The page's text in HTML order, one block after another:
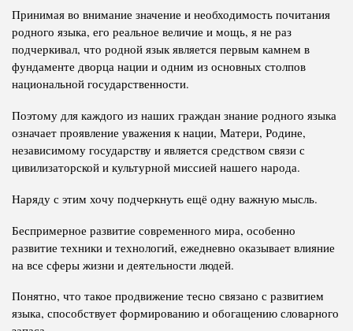
Принимая во внимание значение и необходимость почитания
родного языка, его реальное величие и мощь, я не раз
подчеркивал, что родной язык является первым камнем в
фундаменте дворца нации и одним из основных столпов
национальной государственности.
Поэтому для каждого из наших граждан знание родного языка
означает проявление уважения к нации, Матери, Родине,
независимому государству и является средством связи с
цивилизаторской и культурной миссией нашего народа.
Наряду с этим хочу подчеркнуть ещё одну важную мысль.
Беспримерное развитие современного мира, особенно
развитие техники и технологий, ежедневно оказывает влияние
на все сферы жизни и деятельности людей.
Понятно, что такое продвижение тесно связано с развитием
языка, способствует формированию и обогащению словарного